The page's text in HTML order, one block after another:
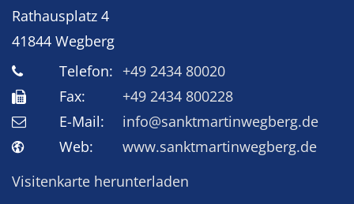
Rathausplatz 4
41844 Wegberg
Telefon: +49 2434 80020
Fax:
+49 2434 800228
E-Mail:
info@sanktmartinwegberg.de
Web:
www.sanktmartinwegberg.de
Visitenkarte herunterladen